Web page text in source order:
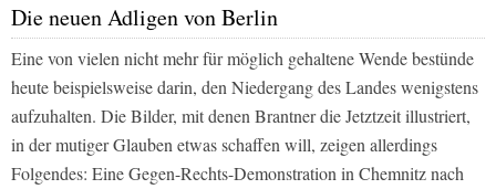
Die neuen Adligen von Berlin
Eine von vielen nicht mehr für möglich gehaltene Wende bestünde
heute beispielsweise darin, den Niedergang des Landes wenigstens
aufzuhalten. Die Bilder, mit denen Brantner die Jetztzeit illustriert,
in der mutiger Glauben etwas schaffen will, zeigen allerdings
Folgendes: Eine Gegen-Rechts-Demonstration in Chemnitz nach